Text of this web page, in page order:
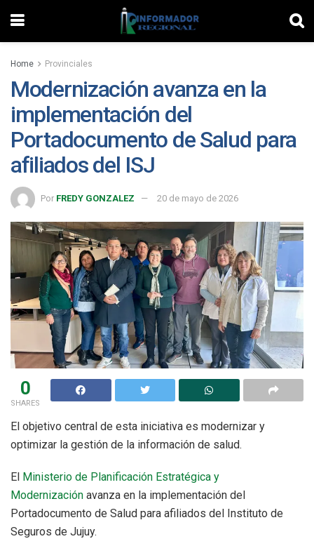
Home Provinciales
Modernización avanza en la
implementación del
Portadocumento de Salud para
afiliados del ISJ
Por FREDY GONZALEZ 20 de mayo de 2026
0
SHARES
El objetivo central de esta iniciativa es modernizar y
optimizar la gestión de la información de salud.
El Ministerio de Planificación Estratégica y
Modernización avanza en la implementación del
Portadocumento de Salud para afiliados del Instituto de
Seguros de Jujuy.